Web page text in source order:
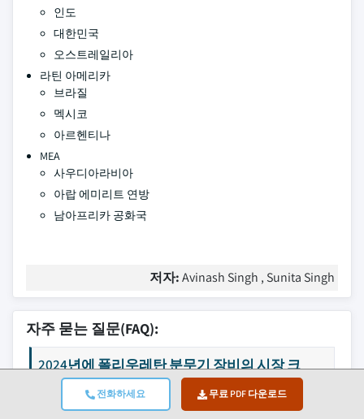
전화하세요 무료 PDF 다운로드
인도
대한민국
오스트레일리아
라틴 아메리카
브라질
멕시코
아르헨티나
MEA
사우디아라비아
아랍 에미리트 연방
남아프리카 공화국
저자:Avinash Singh , Sunita Singh
자주 묻는 질문(FAQ):
2024년에 폴리우레탄 분무기 장비의 시장 크
기는 무엇입니까?